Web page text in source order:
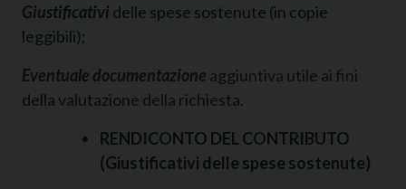
Giustificativi delle spese sostenute (in copie
leggibili);
Eventuale documentazione aggiuntiva utile ai fini
della valutazione della richiesta.
RENDICONTO DEL CONTRIBUTO
(Giustificativi delle spese sostenute)